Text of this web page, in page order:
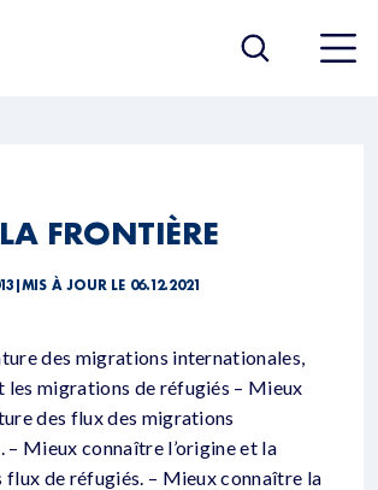
FRONTIÈRE
MIS À JOUR LE 06.12.2021
des migrations internationales,
les migrations de réfugiés – Mieux
des flux des migrations
– Mieux connaître l’origine et la
flux de réfugiés. – Mieux connaître la